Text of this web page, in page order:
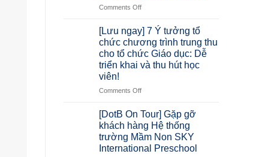
Comments Off
[Lưu ngay] 7 Ý tưởng tổ
chức chương trình trung thu
cho tổ chức Giáo dục: Dễ
triển khai và thu hút học
viên!
Comments Off
[DotB On Tour] Gặp gỡ
khách hàng Hệ thống
trường Mầm Non SKY
International Preschool